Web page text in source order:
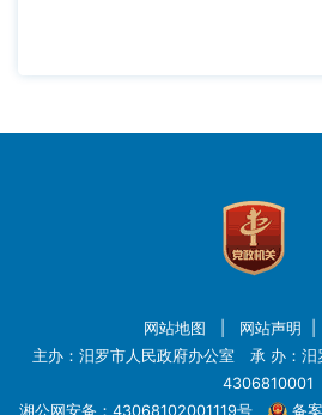
网站地图 网站声明
主办：汨罗市人民政府办公室 承 办：
4306810001
湘公网安备：43068102001119号
备